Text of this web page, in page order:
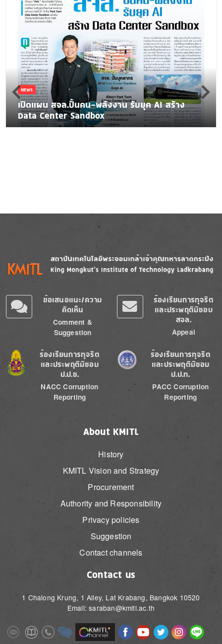
NEWS
เปิดแผน สจล.ปั้นคน-พลังงาน รับยุค AI สร้าง
Data Center Sandbox
Image
ข้อเสนอแนะ/ความ
คิดเห็น
Comment &
Suggestion
ร้องเรียนการทุจริต
และประพฤติมิชอบ
สจล.
Appeal
Image
ร้องเรียนการทุจริต
และประพฤติมิชอบ
ป.ป.ช.
NACC Corruption
Reporting
Image
ร้องเรียนการทุจริต
และประพฤติมิชอบ
ป.ป.ท.
PACC Corruption
Reporting
About KMITL
History
KMITL Vision and Strategy
Procurement
Authority and Responsibility
Privacy policies
Suggestion
Contact channels
Contact us
1 Chalong Krung, 1 Alley, Lat Krabang, Bangkok 10520
Email: saraban@kmitl.ac.th
ImageImageImageImage Image ImageImageImageImageImage